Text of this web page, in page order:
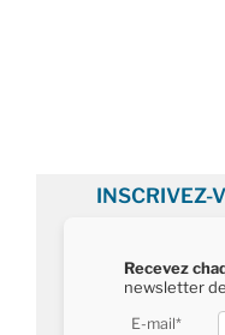
INSCRIVEZ-
Recevez
newsletter
E-mail*